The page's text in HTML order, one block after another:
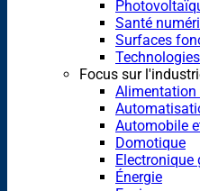
Santé
Surfaces
Focus sur
Alimentation
Automobile
Domotique
Electronique
Énergie